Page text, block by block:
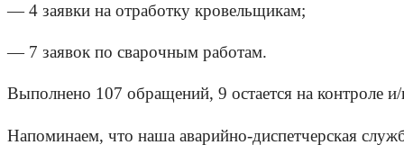
— 4 заявки на отработку кровельщикам;
— 7 заявок по сварочным работам.
Выполнено 107 обращений, 9 остается на контроле
Напоминаем, что наша аварийно-диспетчерская